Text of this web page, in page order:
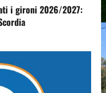
i gironi 2026/2027: